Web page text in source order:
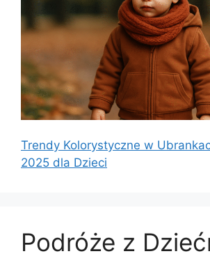
Trendy Kolorystyczne w
2025 dla Dzieci
Podróże z